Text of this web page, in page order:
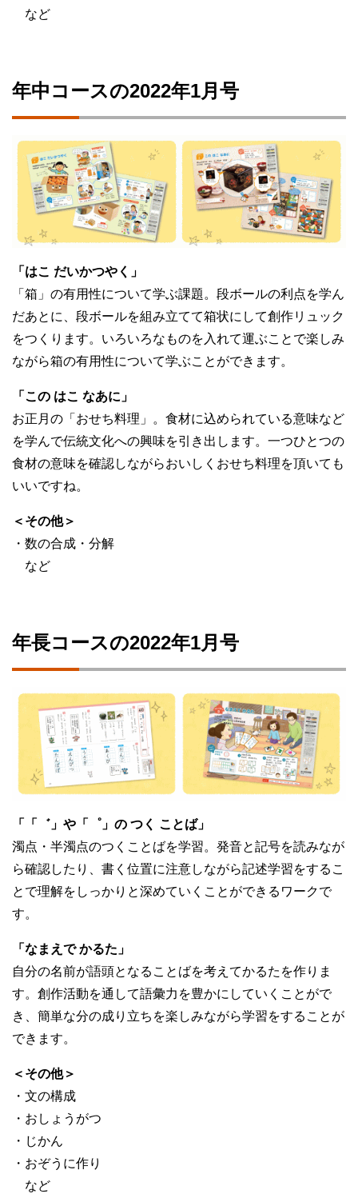
など
年中コースの2022年1月号
「はこ だいかつやく」
「箱」の有用性について学ぶ課題。段ボールの利点を学ん
だあとに、段ボールを組み立てて箱状にして創作リュック
をつくります。いろいろなものを入れて運ぶことで楽しみ
ながら箱の有用性について学ぶことができます。
「この はこ なあに」
お正月の「おせち料理」。食材に込められている意味など
を学んで伝統文化への興味を引き出します。一つひとつの
食材の意味を確認しながらおいしくおせち料理を頂いても
いいですね。
＜その他＞
・数の合成・分解
など
年長コースの2022年1月号
「「゛」や「゜」の つく ことば」
濁点・半濁点のつくことばを学習。発音と記号を読みなが
ら確認したり、書く位置に注意しながら記述学習をするこ
とで理解をしっかりと深めていくことができるワークで
す。
「なまえで かるた」
自分の名前が語頭となることばを考えてかるたを作りま
す。創作活動を通して語彙力を豊かにしていくことがで
き、簡単な分の成り立ちを楽しみながら学習をすることが
できます。
＜その他＞
・文の構成
・おしょうがつ
・じかん
・おぞうに作り
など